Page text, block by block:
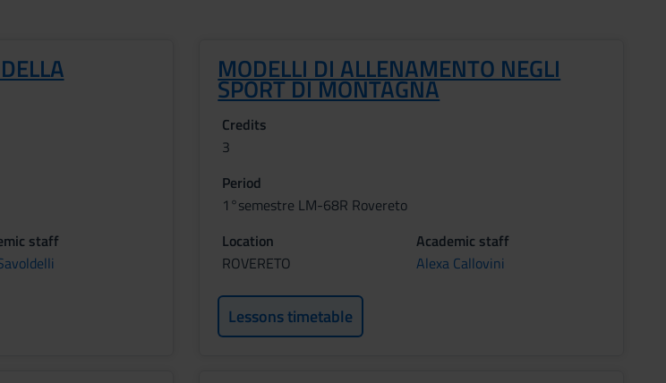
staff
MODELLI DI ALLENAMENTO NEGLI
SPORT DI MONTAGNA
Credits
3
Period
1°semestre LM-68R Rovereto
Location
ROVERETO
Academic staff
Alexa Callovini
Lessons timetable